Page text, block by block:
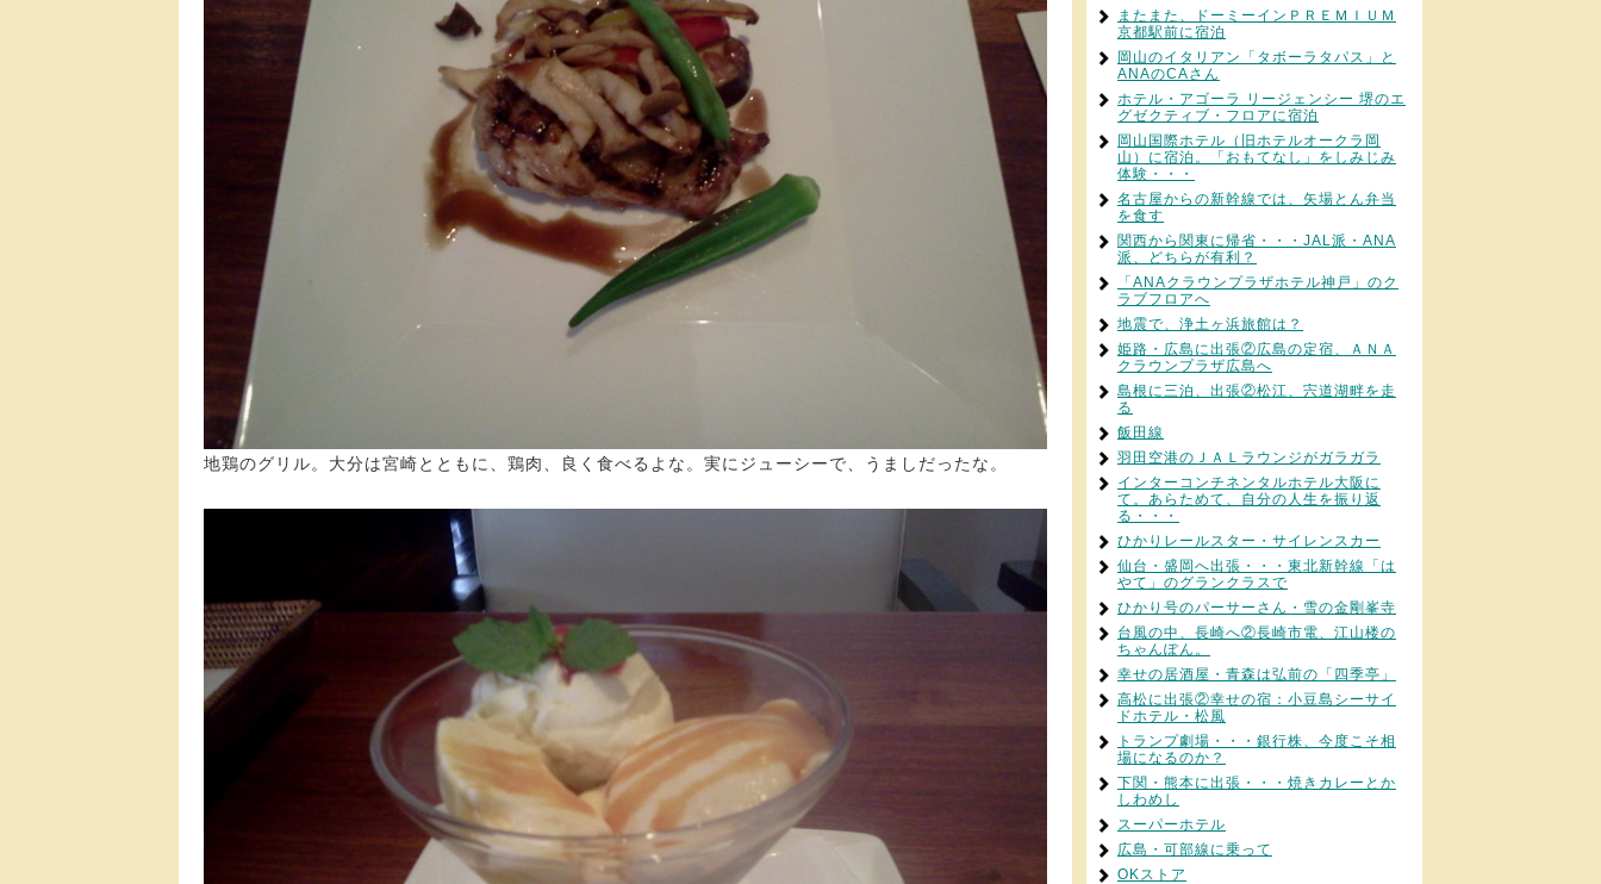
地鶏のグリル。大分は宮崎とともに、鶏肉、良く食べるよな。実にジューシーで、うましだったな。
またまた、ドーミーインＰＲＥＭＩＵＭ
京都駅前に宿泊
岡山のイタリアン「タボーラタパス」と
ANAのCAさん
ホテル・アゴーラ リージェンシー 堺のエ
グゼクティブ・フロアに宿泊
岡山国際ホテル（旧ホテルオークラ岡
山）に宿泊。「おもてなし」をしみじみ
体験・・・
名古屋からの新幹線では、矢場とん弁当
を食す
関西から関東に帰省・・・JAL派・ANA
派、どちらが有利？
「ANAクラウンプラザホテル神戸」のク
ラブフロアへ
地震で、浄土ヶ浜旅館は？
姫路・広島に出張②広島の定宿、ＡＮＡ
クラウンプラザ広島へ
島根に三泊、出張②松江、宍道湖畔を走
る
飯田線
羽田空港のＪＡＬラウンジがガラガラ
インターコンチネンタルホテル大阪に
て。あらためて、自分の人生を振り返
る・・・
ひかりレールスター・サイレンスカー
仙台・盛岡へ出張・・・東北新幹線「は
やて」のグランクラスで
ひかり号のパーサーさん・雪の金剛峯寺
台風の中、長崎へ②長崎市電、江山楼の
ちゃんぽん。
幸せの居酒屋・青森は弘前の「四季亭」
高松に出張②幸せの宿：小豆島シーサイ
ドホテル・松風
トランプ劇場・・・銀行株、今度こそ相
場になるのか？
下関・熊本に出張・・・焼きカレーとか
しわめし
スーパーホテル
広島・可部線に乗って
OKストア